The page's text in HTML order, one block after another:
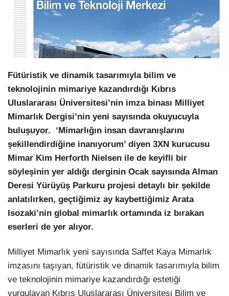
Pinterest
Dribbble
Fütüristik ve dinamik tasarımıyla bilim ve
teknolojinin mimariye kazandırdığı Kıbrıs
Uluslararası Üniversitesi’nin imza binası Milliyet
Mimarlık Dergisi’nin yeni sayısında okuyucuyla
buluşuyor. ‘Mimarlığın insan davranışlarını
şekillendirdiğine inanıyorum’ diyen 3XN kurucusu
Mimar Kim Herforth Nielsen ile de keyifli bir
söyleşinin yer aldığı derginin Ocak sayısında Alman
Deresi Yürüyüş Parkuru projesi detaylı bir şekilde
anlatılırken, geçtiğimiz ay kaybettiğimiz Arata
Isozaki’nin global mimarlık ortamında iz bırakan
eserleri de yer alıyor.
Milliyet Mimarlık yeni sayısında Saffet Kaya Mimarlık
imzasını taşıyan, fütüristik ve dinamik tasarımıyla bilim
ve teknolojinin mimariye kazandırdığı estetiği
vurgulayan Kıbrıs Uluslararası Üniversitesi Bilim ve